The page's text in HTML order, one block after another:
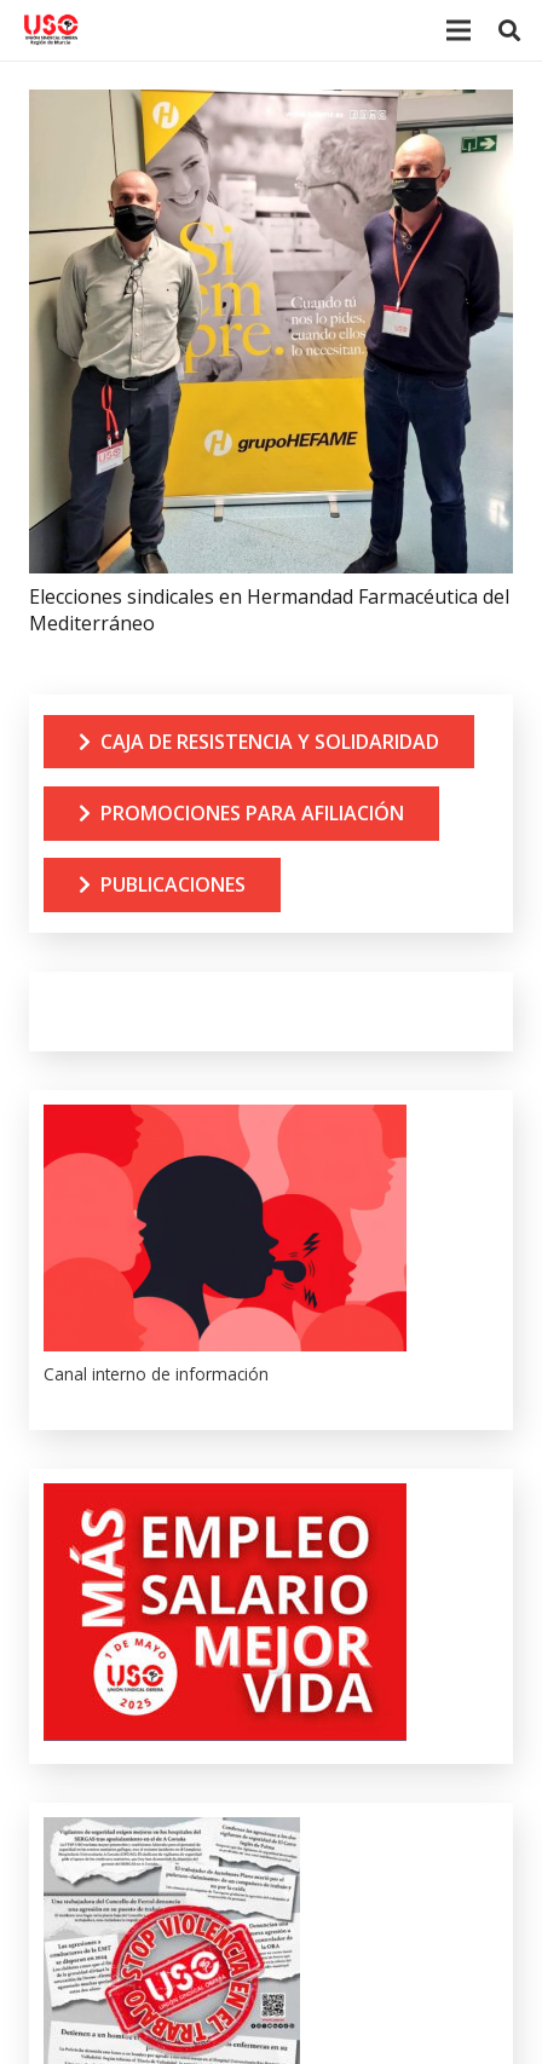
Elecciones sindicales en Hermandad Farmacéutica del
Mediterráneo
CAJA DE RESISTENCIA Y SOLIDARIDAD
PROMOCIONES PARA AFILIACIÓN
PUBLICACIONES
Canal interno de información